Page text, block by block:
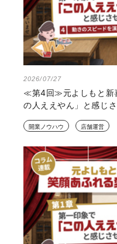
2026/07/27
≪第4回≫元よしもと新
の人ええやん」と感じ
開業ノウハウ 店舗運営